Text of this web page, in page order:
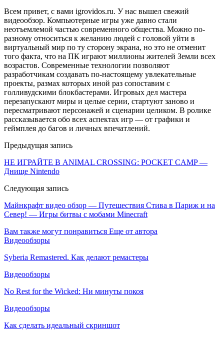
Всем привет, с вами igrovidos.ru. У нас вышел свежий
видеообзор. Компьютерные игры уже давно стали
неотъемлемой частью современного общества. Можно по-
разному относиться к желанию людей с головой уйти в
виртуальный мир по ту сторону экрана, но это не отменит
того факта, что на ПК играют миллионы жителей Земли всех
возрастов. Современные технологии позволяют
разработчикам создавать по-настоящему увлекательные
проекты, размах которых иной раз сопоставим с
голливудскими блокбастерами. Игровых дел мастера
перезапускают миры и целые серии, стартуют заново и
пересматривают персонажей и сценарии целиком. В ролике
рассказывается обо всех аспектах игр — от графики и
геймплея до багов и личных впечатлений.
Предыдущая запись
НЕ ИГРАЙТЕ В ANIMAL CROSSING: POCKET CAMP —
Днище Nintendo
Следующая запись
Майнкрафт видео обзор — Путешествия Стива в Париж и на
Север! — Игры битвы с мобами Minecraft
Вам также могут понравиться Еще от автора
Видеообзоры
Syberia Remastered. Как делают ремастеры
Видеообзоры
No Rest for the Wicked: Ни минуты покоя
Видеообзоры
Как сделать идеальный скриншот